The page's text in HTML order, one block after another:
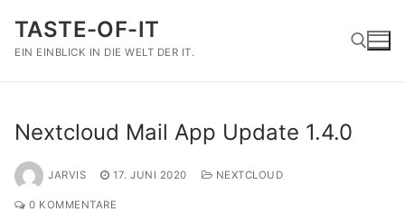
Inhalt
springen
TASTE-OF-IT
EIN EINBLICK IN DIE WELT DER IT.
Nextcloud Mail App Update 1.4.0
JARVIS 17. JUNI 2020 NEXTCLOUD
0 KOMMENTARE